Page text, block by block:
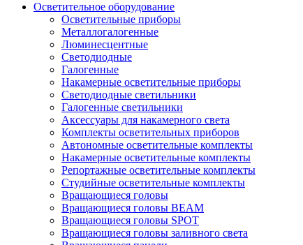
Осветительное оборудование
Осветительные приборы
Металлогалогенные
Люминесцентные
Светодиодные
Галогенные
Накамерные осветительные приборы
Светодиодные светильники
Галогенные светильники
Аксессуары для накамерного света
Комплекты осветительных приборов
Автономные осветительные комплекты
Накамерные осветительные комплекты
Репортажные осветительные комплекты
Студийные осветительные комплекты
Вращающиеся головы
Вращающиеся головы BEAM
Вращающиеся головы SPOT
Вращающиеся головы заливного света